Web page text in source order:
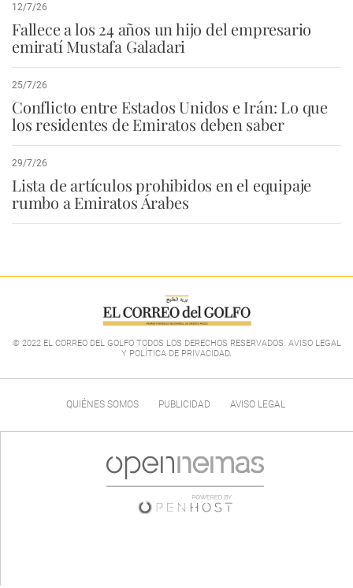
12/7/26
Fallece a los 24 años un hijo del empresario
emiratí Mustafa Galadari
25/7/26
Conflicto entre Estados Unidos e Irán: Lo que
los residentes de Emiratos deben saber
29/7/26
Lista de artículos prohibidos en el equipaje
rumbo a Emiratos Árabes
© 2022 EL CORREO DEL GOLFO TODOS LOS DERECHOS RESERVADOS. AVISO LEGAL
Y POLÍTICA DE PRIVACIDAD.
QUIÉNES SOMOS PUBLICIDAD AVISO LEGAL